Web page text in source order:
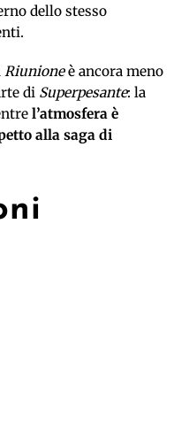
dello stesso
Riunioneè ancora meno
di Superpesante: la
l’atmosfera è
alla saga di